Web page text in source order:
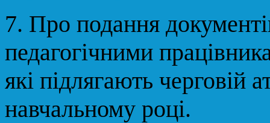
7. Про подання
педагогічними
які підлягають черговій
навчальному році.